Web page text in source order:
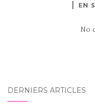
EN
No
DERNIERS ARTICLES